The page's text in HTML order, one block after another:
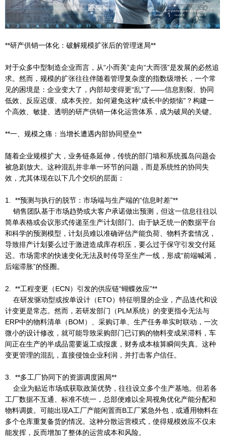
**研产供销一体化：破解规模扩张后的管理迷局**
对于众多中型制造企业而言，从“小而美”走向“大而强”是发展的必然追
求。然而，规模的扩张往往伴随着管理复杂度的指数级增长，一个常
见的困境是：企业变大了，内部却变得更“乱”了——信息割裂、协同
低效、反应迟缓、成本失控。如何避免这种“成长中的烦恼”？构建一
个高效、敏捷、透明的研产供销一体化运营体系，成为破局的关键。
**一、规模之痛：当增长遭遇内部协同壁垒**
随着企业规模扩大，业务链条延伸，传统的部门墙和系统孤岛问题会
被急剧放大。这种混乱并非单一环节的问题，而是系统性的协同失
效，尤其体现在以下几个交织的层面：
1. **预测与执行的脱节：市场端与生产端的“信息时差”**
销售团队基于市场趋势或大客户承诺做出预测，但这一信息往往以
简单表格或会议形式传递至生产计划部门。由于缺乏统一的数据平台
和科学的预测模型，计划员难以准确评估产能负荷、物料齐套情况，
导致排产计划要么过于激进造成库存积压，要么过于保守引发交付延
迟。市场需求的快速变化无法及时传导至生产一线，形成“前端喊渴，
后端滞胀”的怪圈。
2. **工程变更（ECN）引发的供应链“蝴蝶效应”**
在研发驱动型或按单设计（ETO）特征明显的企业，产品迭代和设
计变更是常态。然而，若研发部门（PLM系统）的变更指令无法与
ERP中的物料清单（BOM）、采购订单、生产任务单实时联动，一次
微小的设计修改，就可能导致采购部门已订购的物料变成呆滞料，车
间正在生产的半成品需要返工或报废，财务成本核算瞬间失真。这种
变更管理的混乱，直接侵蚀企业利润，并打击客户信任。
3. **多工厂协同下的资源调度困局**
企业为贴近市场或获取政策优势，往往设立多个生产基地。但若各
工厂数据不互通、标准不统一，总部便难以全局视角优化产能分配和
物料调拨。可能出现A工厂产能闲置而B工厂紧急外包，或通用物料在
多个仓库重复备货的情况。这种分散运营模式，使得规模效应不仅未
能发挥，反而增加了整体的运营成本和风险。